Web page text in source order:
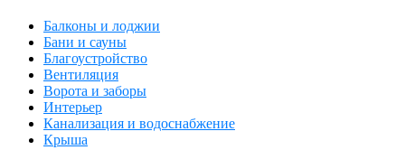
Балконы и лоджии
Бани и сауны
Благоустройство
Вентиляция
Ворота и заборы
Интерьер
Канализация и водоснабжение
Крыша